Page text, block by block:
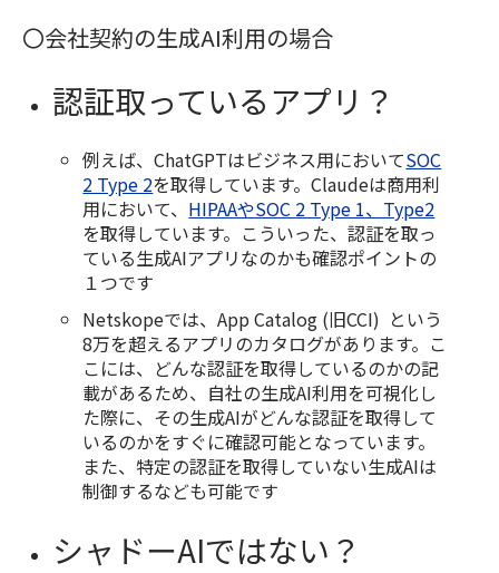
〇会社契約の生成AI利用の場合
認証取っているアプリ？
例えば、ChatGPTはビジネス用においてSOC
2 Type 2を取得しています。Claudeは商用利
用において、 HIPAAやSOC 2 Type 1、Type2
を取得しています。こういった、認証を取っ
ている生成AIアプリなのかも確認ポイントの
１つです
Netskopeでは、App Catalog (旧CCI) という
8万を超えるアプリのカタログがあります。こ
こには、どんな認証を取得しているのかの記
載があるため、自社の生成AI利用を可視化し
た際に、その生成AIがどんな認証を取得して
いるのかをすぐに確認可能となっています。
また、特定の認証を取得していない生成AIは
制御するなども可能です
シャドーAIではない？